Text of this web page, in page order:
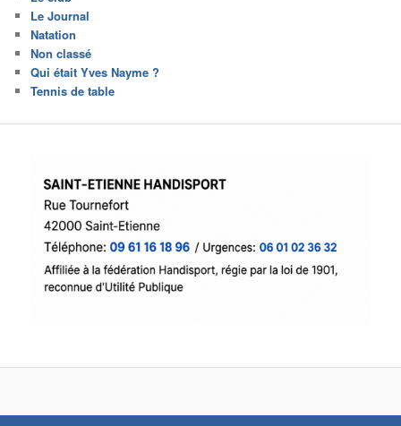
Le Journal
Natation
Non classé
Qui était Yves Nayme ?
Tennis de table